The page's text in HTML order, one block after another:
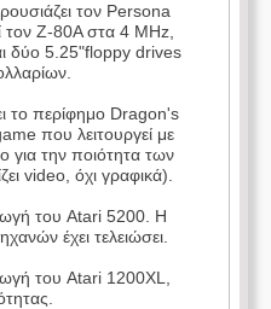
τον Persona
τον Z-80A στα 4 MHz,
δύο 5.25"floppy drives
το περίφημο Dragon's
που λειτουργεί με
για την ποιότητα των
video, όχι γραφικά).
του Atari 5200. Η
έχει τελειώσει.
του Atari 1200XL,